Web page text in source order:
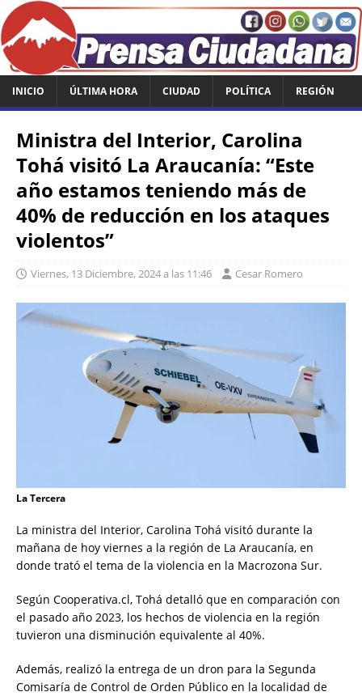
INICIO ÚLTIMA HORA CIUDAD POLÍTICA REGIÓN
Ministra del Interior, Carolina
Tohá visitó La Araucanía: “Este
año estamos teniendo más de
40% de reducción en los ataques
violentos”
Viernes, 13 Diciembre, 2024 a las 11:46 Cesar Romero
La Tercera
La ministra del Interior, Carolina Tohá visitó durante la
mañana de hoy viernes a la región de La Araucanía, en
donde trató el tema de la violencia en la Macrozona Sur.
Según Cooperativa.cl, Tohá detalló que en comparación con
el pasado año 2023, los hechos de violencia en la región
tuvieron una disminución equivalente al 40%.
Además, realizó la entrega de un dron para la Segunda
Comisaría de Control de Orden Público en la localidad de